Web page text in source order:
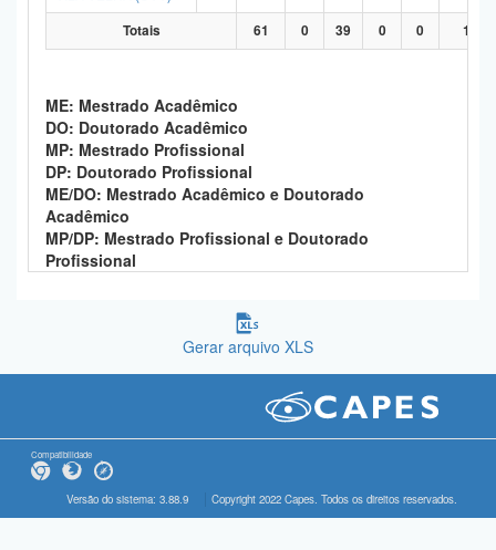
Totais 61 0 39 0 0 19
ME: Mestrado Acadêmico
DO: Doutorado Acadêmico
MP: Mestrado Profissional
DP: Doutorado Profissional
ME/DO: Mestrado Acadêmico e Doutorado
Acadêmico
MP/DP: Mestrado Profissional e Doutorado
Profissional
Gerar arquivo XLS
Compatibilidade
Versão do sistema: 3.88.9 Copyright 2022 Capes. Todos os direitos reservados.